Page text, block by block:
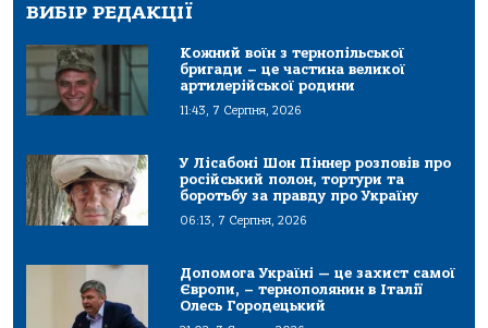
ВИБІР РЕДАКЦІЇ
Кожний воїн з тернопільської
бригади – це частина великої
артилерійської родини
11:43, 7 Серпня, 2026
У Лісабоні Шон Піннер розповів про
російський полон, тортури та
боротьбу за правду про Україну
06:13, 7 Серпня, 2026
Допомога Україні — це захист самої
Європи, – тернополянин в Італії
Олесь Городецький